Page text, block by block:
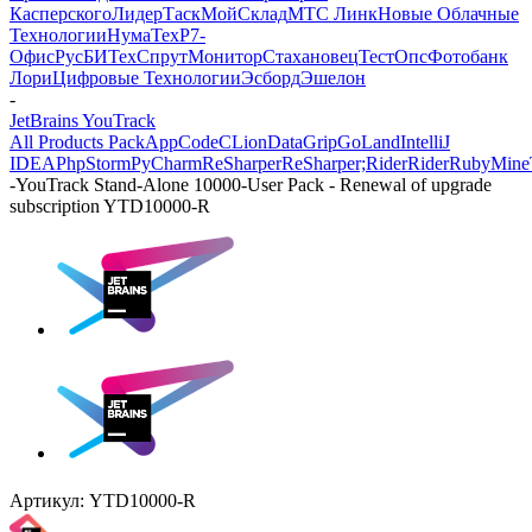
КасперскогоЛидерТаскМойСкладМТС ЛинкНовые Облачные
ТехнологииНумаТехР7-
ОфисРусБИТехСпрутМониторСтахановецТестОпсФотобанк
ЛориЦифровые ТехнологииЭсбордЭшелон
-
JetBrains YouTrack
All Products PackAppCodeCLionDataGripGoLandIntelliJ
IDEAPhpStormPyCharmReSharperReSharper;RiderRiderRubyMine
-YouTrack Stand-Alone 10000-User Pack - Renewal of upgrade
subscription YTD10000-R
Артикул: YTD10000-R